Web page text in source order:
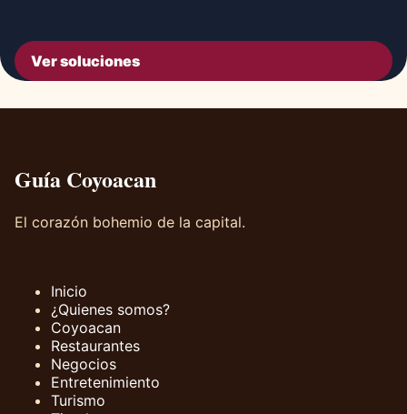
Ver soluciones
Guía Coyoacan
El corazón bohemio de la capital.
Inicio
¿Quienes somos?
Coyoacan
Restaurantes
Negocios
Entretenimiento
Turismo